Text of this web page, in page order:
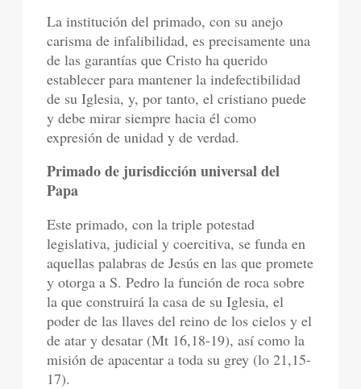
La institución del primado, con su anejo
carisma de infalibilidad, es precisamente una
de las garantías que Cristo ha querido
establecer para mantener la indefectibilidad
de su Iglesia, y, por tanto, el cristiano puede
y debe mirar siempre hacia él como
expresión de unidad y de verdad.
Primado de jurisdicción universal del
Papa
Este primado, con la triple potestad
legislativa, judicial y coercitiva, se funda en
aquellas palabras de Jesús en las que promete
y otorga a S. Pedro la función de roca sobre
la que construirá la casa de su Iglesia, el
poder de las llaves del reino de los cielos y el
de atar y desatar (Mt 16,18-19), así como la
misión de apacentar a toda su grey (lo 21,15-
17).